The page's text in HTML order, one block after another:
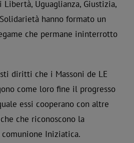
Uguaglianza, Giustizia,
hanno formato un
che permane ininterrotto
diritti che i Massoni de LE
come loro fine il progresso
essi cooperano con altre
che riconoscono la
Iniziatica.